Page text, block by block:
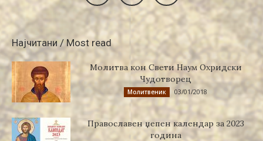
Најчитани / Most read
Молитва кон Свети Наум Охридски
Чудотворец
Молитвеник 03/01/2018
Православен џепен календар за 2023
година